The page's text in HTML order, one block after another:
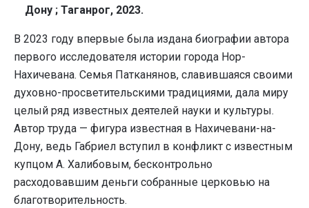
Дону ; Таганрог, 2023.
В 2023 году впервые была издана биографии автора
первого исследователя истории города Нор-
Нахичевана. Семья Патканянов, славившаяся своими
духовно-просветительскими традициями, дала миру
целый ряд известных деятелей науки и культуры.
Автор труда — фигура известная в Нахичевани-на-
Дону, ведь Габриел вступил в конфликт с известным
купцом А. Халибовым, бесконтрольно
расходовавшим деньги собранные церковью на
благотворительность.